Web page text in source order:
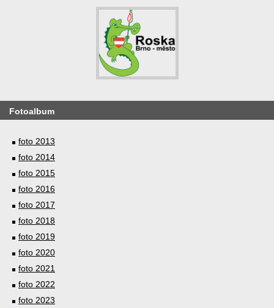
Fotoalbum
foto 2013
foto 2014
foto 2015
foto 2016
foto 2017
foto 2018
foto 2019
foto 2020
foto 2021
foto 2022
foto 2023